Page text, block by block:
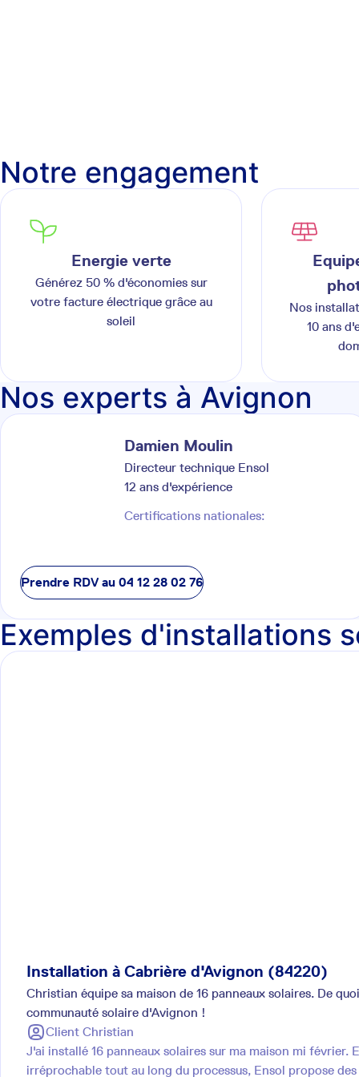
Notre engagement
Energie verte
Générez 50 % d'économies sur
votre facture électrique grâce au
soleil
Nos
10 ans
Nos experts à Avignon
Damien Moulin
Directeur technique Ensol
12 ans d'expérience
Certifications nationales:
Prendre RDV au 04 12 28 02 76
Exemples d'installations
Installation à Cabrière d'Avignon (84220)
Christian équipe sa maison de 16 panneaux solaires. De
communauté solaire d'Avignon !
Client Christian
J'ai installé 16 panneaux solaires sur ma maison mi février.
irréprochable tout au long du processus, Ensol propose